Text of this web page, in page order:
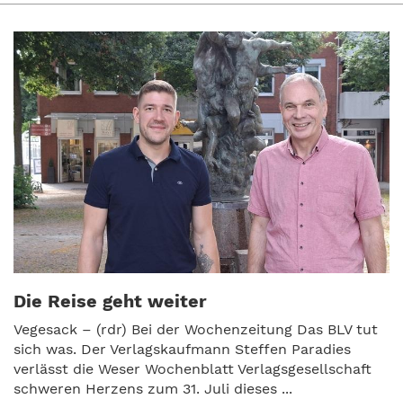
Die Reise geht weiter
Vegesack – (rdr) Bei der Wochenzeitung Das BLV tut
sich was. Der Verlagskaufmann Steffen Paradies
verlässt die Weser Wochenblatt Verlagsgesellschaft
schweren Herzens zum 31. Juli dieses ...